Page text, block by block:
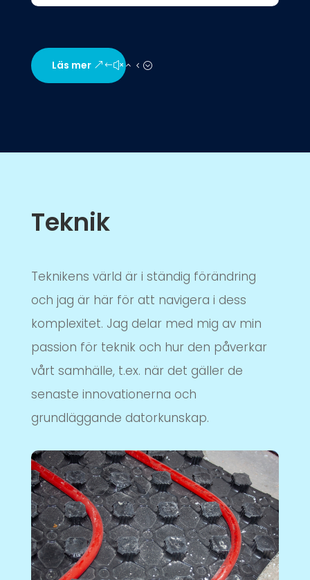
Läs mer
Teknik
Teknikens värld är i ständig förändring
och jag är här för att navigera i dess
komplexitet. Jag delar med mig av min
passion för teknik och hur den påverkar
vårt samhälle, t.ex. när det gäller de
senaste innovationerna och
grundläggande datorkunskap.